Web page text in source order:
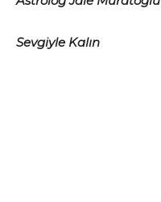
Sevgiyle Kalın